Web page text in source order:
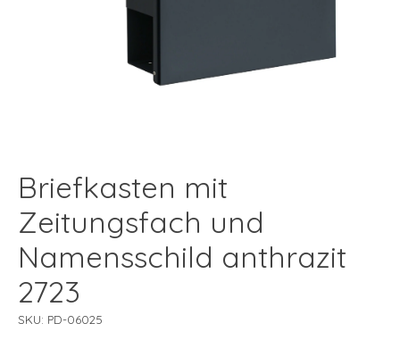
Briefkasten mit
Zeitungsfach und
Namensschild anthrazit
2723
SKU: PD-06025